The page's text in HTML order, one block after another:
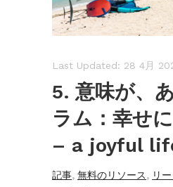
Last Updated: 28 4月
5. 意味が、
ラム：幸せ
– a joyful
記事, 無料のリソース, リ